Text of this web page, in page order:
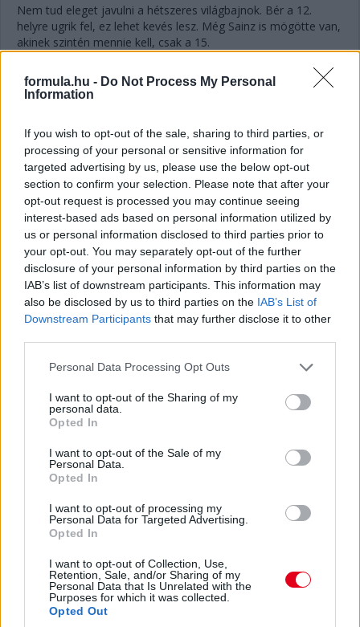
formula.hu - Do Not Process My Personal
Information
If you wish to opt-out of the sale, sharing to third parties, or
processing of your personal or sensitive information for
targeted advertising by us, please use the below opt-out
section to confirm your selection. Please note that after your
opt-out request is processed you may continue seeing
interest-based ads based on personal information utilized by
us or personal information disclosed to third parties prior to
your opt-out. You may separately opt-out of the further
disclosure of your personal information by third parties on the
IAB’s list of downstream participants. This information may
also be disclosed by us to third parties on the IAB’s List of
Downstream Participants that may further disclose it to other
Please note that this website/app uses one or more Google
not limited to your visit or usage behaviour. You may click to
grant or deny consent to Google and its third-party tags to
use your data for below specified purposes in below Google
consent section.
Personal Data Processing Opt Outs
I want to opt-out of the Sharing of my
personal data.
Opted In
I want to opt-out of the Sale of my
Personal Data.
Opted In
I want to opt-out of processing my
Personal Data for Targeted Advertising.
Opted In
I want to opt-out of Collection, Use,
Retention, Sale, and/or Sharing of my
Personal Data that Is Unrelated with the
Purposes for which it was collected.
Opted Out
Nem tud eleget javulni a hétszeres világbajnok. Bér a 12.
helyre ugrik fel, ez lehet kevés lesz. Még Sainz is mögötte van,
akinek szintén mennie kell, csak a 15.
16:22
idők javulásával szinte biztosan utolsó lesz majd. Nagy
tűzijáték várható itt!
16:21
Gyorsan változnak a dolgok! Alonso az élen 1:12.886-os
idővel, Ocon a második 133 ezredes lemaradással, de
meglepetés Gasly harmadik, illetőleg De Vries hatodik helye is.
16:21
A brit-thai versenyzőtől gyorsan elveszik az első pozíciót.
Egyelőre Verstappen és Russell került elé.
Szomorúan sétál vissza Perez, hamarosan az újságírók
kérdéseire is válaszolni fog. Kollégánk is a helyszínen van, így
érdemes lesz majd figyelni a Formula.hu weboldalát az